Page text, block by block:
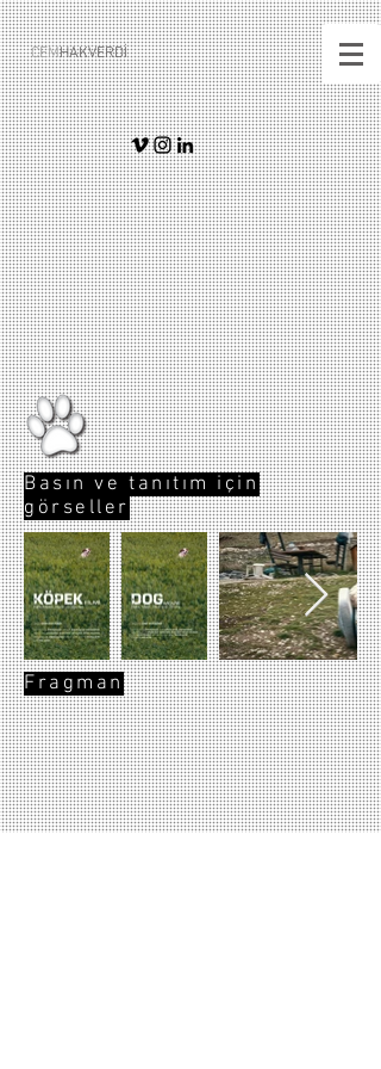
CEMHAKVERDİ
Basın ve tanıtım için
görseller
Fragman